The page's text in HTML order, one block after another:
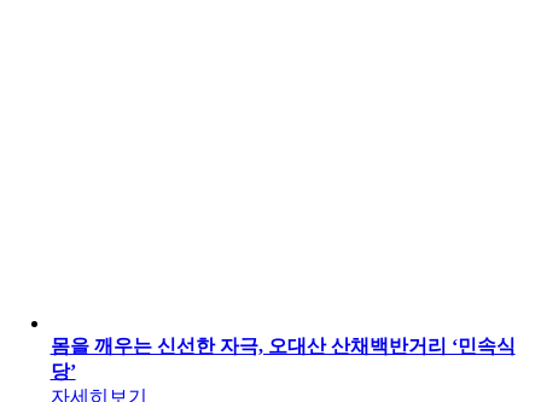
몸을 깨우는 신선한 자극, 오대산 산채백반거리 ‘민속식
당’
자세히보기